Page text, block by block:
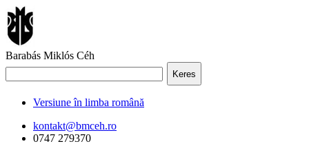
Barabás Miklós Céh
Keres
Versiune în limba română
kontakt@bmceh.ro
0747 279370